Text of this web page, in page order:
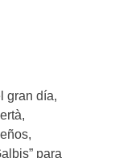
gran día,
para